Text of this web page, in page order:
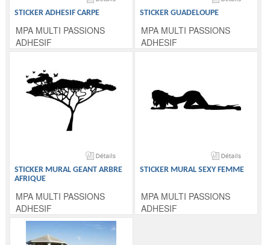
STICKER ADHESIF CARPE
MPA MULTI PASSIONS
ADHESIF
STICKER GUADELOUPE
MPA MULTI PASSIONS
ADHESIF
STICKER MURAL GEANT ARBRE
AFRIQUE
MPA MULTI PASSIONS
ADHESIF
STICKER MURAL SEXY FEMME
MPA MULTI PASSIONS
ADHESIF